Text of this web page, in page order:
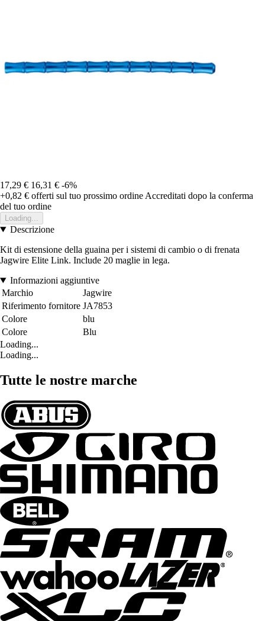
17,29 € 16,31 € -6%
+0,82 € offerti sul tuo prossimo ordine Accreditati dopo la conferma
del tuo ordine
Loading...
Descrizione
Kit di estensione della guaina per i sistemi di cambio o di frenata
Jagwire Elite Link. Include 20 maglie in lega.
Informazioni aggiuntive
Marchio
Jagwire
Riferimento fornitore JA7853
Colore
blu
Colore
Blu
Loading...
Loading...
Tutte le nostre marche